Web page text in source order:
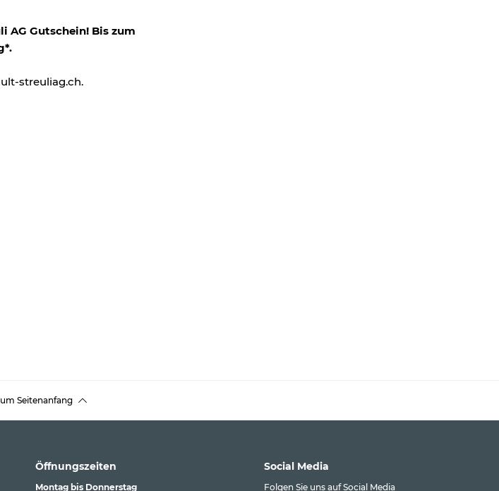
AG Gutschein! Bis zum
streuliag.ch.
Seitenanfang
Öffnungszeiten
Montag bis Donnerstag
Social Media
Folgen Sie uns auf Social Media